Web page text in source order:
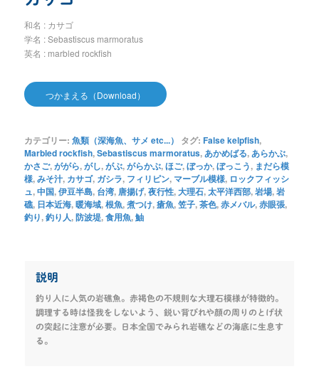
和名 : カサゴ
学名 : Sebastiscus marmoratus
英名 : marbled rockfish
つかまえる（Download）
カテゴリー: 魚類（深海魚、サメ etc...） タグ: False kelpfish,
Marbled rockfish,Sebastiscus marmoratus,あかめばる,あらかぶ,
かさご,ががら,がし,がぶ,がらかぶ,ほご,ぼっか,ぼっこう, まだら模
様,みそ汁, カサゴ, ガシラ, フィリピン, マーブル模様, ロックフィッシ
ュ,中国,伊豆半島, 台湾, 唐揚げ,夜行性,大理石,太平洋西部,岩場,岩
礁, 日本近海,暖海域,根魚,煮つけ,瘡魚,笠子,茶色,赤メバル,赤眼張,
釣り,釣り人,防波堤,食用魚,鮋
説明
釣り人に人気の岩礁魚。赤褐色の不規則な大理石模様が特徴的。
調理する時は怪我をしないよう、鋭い背びれや顔の周りのとげ状
の突起に注意が必要。日本全国でみられ岩礁などの海底に生息す
る。